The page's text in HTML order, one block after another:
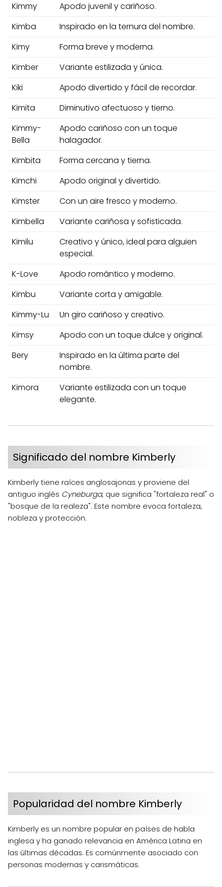
Kimmy
Apodo juvenil y cariñoso.
Kimba
Inspirado en la ternura del nombre.
Kimy
Forma breve y moderna.
Kimber
Variante estilizada y única.
Kiki
Apodo divertido y fácil de recordar.
Kimita
Diminutivo afectuoso y tierno.
Kimmy-
Bella
Apodo cariñoso con un toque
halagador.
Kimbita
Forma cercana y tierna.
Kimchi
Apodo original y divertido.
Kimster
Con un aire fresco y moderno.
Kimbella
Variante cariñosa y sofisticada.
Kimilu
Creativo y único, ideal para alguien
especial.
K-Love
Apodo romántico y moderno.
Kimbu
Variante corta y amigable.
Kimmy-Lu
Un giro cariñoso y creativo.
Kimsy
Apodo con un toque dulce y original.
Bery
Inspirado en la última parte del
nombre.
Kimora
Variante estilizada con un toque
elegante.
Significado del nombre Kimberly
Kimberly tiene raíces anglosajonas y proviene del
antiguo inglés Cyneburga, que significa "fortaleza real" o
"bosque de la realeza". Este nombre evoca fortaleza,
nobleza y protección.
Popularidad del nombre Kimberly
Kimberly es un nombre popular en países de habla
inglesa y ha ganado relevancia en América Latina en
las últimas décadas. Es comúnmente asociado con
personas modernas y carismáticas.